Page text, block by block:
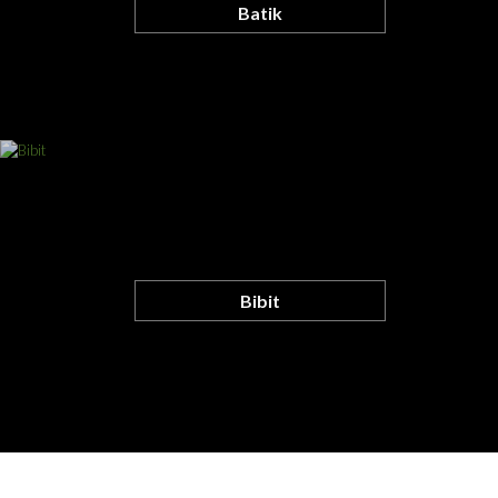
Batik
Bibit